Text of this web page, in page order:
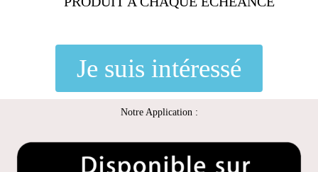
Je suis intéressé
Notre Application :